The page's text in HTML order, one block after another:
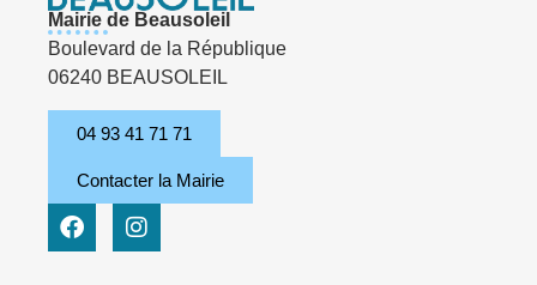
Mairie de Beausoleil
Boulevard de la République
06240 BEAUSOLEIL
04 93 41 71 71
Contacter la Mairie